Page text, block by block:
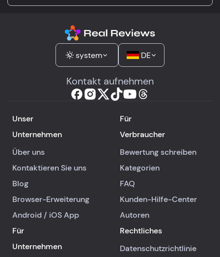
system DE
Kontakt aufnehmen
Unser
Unternehmen
Über uns
Kontaktieren Sie uns
Blog
Browser-Erweiterung
Android / iOSApp
Für
Verbraucher
Bewertung schreiben
Kategorien
FAQ
Kunden-Hilfe-Center
Autoren
Für
Unternehmen
Rechtliches
Datenschutzrichtlinie